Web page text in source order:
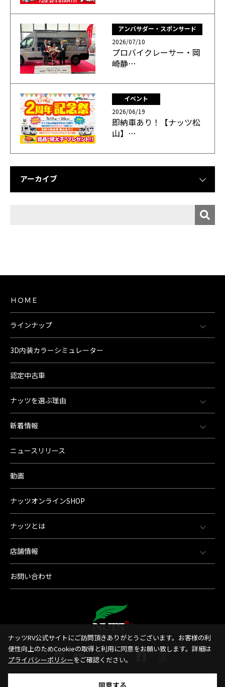
アンバサダー・スポンサード
2026/07/10
プロバイクレーサー・岡
崎静…
イベント
2026/06/19
即納車あり！【ナッツ松
山】…
アーカイブ
ＨＯＭＥ
ラインナップ
3D内装カラーシミュレーター
認定中古車
ナッツを選ぶ理由
新着情報
ニュースリリース
動画
ナッツオンラインSHOP
ナッツとは
店舗情報
お問い合わせ
© 1998-2026 Nut'sRV Co,.LTD All Rights Reserved.
ナッツRV公式サイトにご訪問頂きありがとうございます。お客様の利
便性向上のためCookieの取得と利用に同意をお願い致します。詳細は
プライバシーポリシーをご確認ください。
同意する